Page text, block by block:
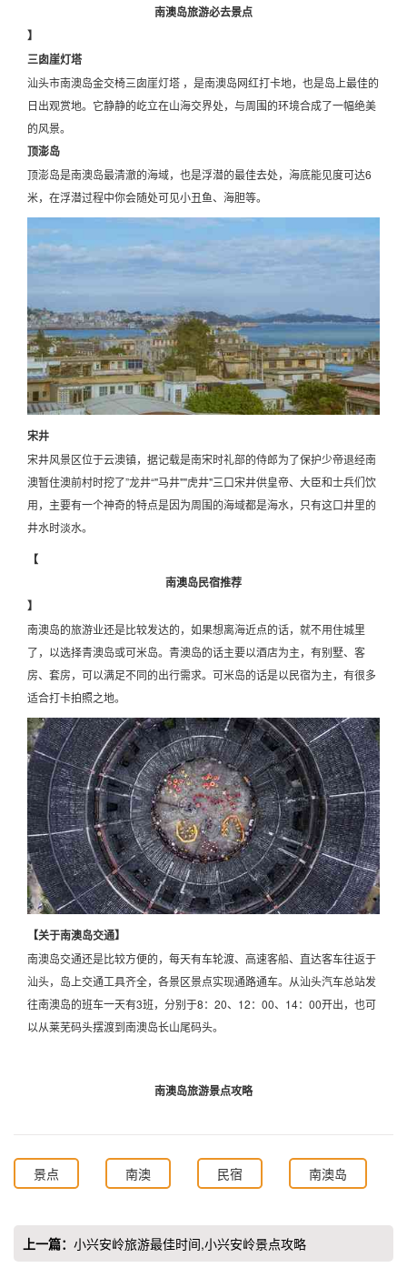
南澳岛旅游必去景点
】
三囱崖灯塔
汕头市南澳岛金交椅三囱崖灯塔 ，是南澳岛网红打卡地，也是岛上最佳的
日出观赏地。它静静的屹立在山海交界处，与周围的环境合成了一幅绝美
的风景。
顶澎岛
顶澎岛是南澳岛最清澈的海域，也是浮潜的最佳去处，海底能见度可达6
米，在浮潜过程中你会随处可见小丑鱼、海胆等。
宋井
宋井风景区位于云澳镇，据记载是南宋时礼部的侍郎为了保护少帝退经南
澳暂住澳前村时挖了”龙井“"马井""虎井"三口宋井供皇帝、大臣和士兵们饮
用，主要有一个神奇的特点是因为周围的海域都是海水，只有这口井里的
井水时淡水。
【
南澳岛民宿推荐
】
南澳岛的旅游业还是比较发达的，如果想离海近点的话，就不用住城里
了，以选择青澳岛或可米岛。青澳岛的话主要以酒店为主，有别墅、客
房、套房，可以满足不同的出行需求。可米岛的话是以民宿为主，有很多
适合打卡拍照之地。
【关于南澳岛交通】
南澳岛交通还是比较方便的，每天有车轮渡、高速客船、直达客车往返于
汕头，岛上交通工具齐全，各景区景点实现通路通车。从汕头汽车总站发
往南澳岛的班车一天有3班，分别于8：20、12：00、14：00开出，也可
以从莱芜码头摆渡到南澳岛长山尾码头。
南澳岛旅游景点攻略
景点 南澳 民宿 南澳岛
上一篇： 小兴安岭旅游最佳时间,小兴安岭景点攻略